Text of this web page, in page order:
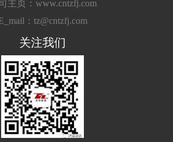
主页：www.cntzfj.com
：tz@cntzfj.com
关注我们